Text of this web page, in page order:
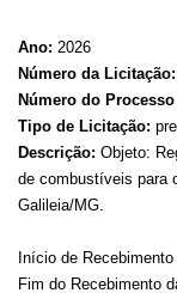
Ano: 2026
Número da Licitação:
Número do
Tipo de Licitação:
Descrição: Objeto:
de combustíveis para
Galileia/MG.
Início de
Fim do Recebimento